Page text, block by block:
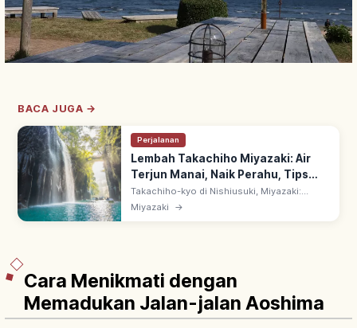
BACA JUGA →
Perjalanan
Lembah Takachiho Miyazaki: Air
Terjun Manai, Naik Perahu, Tips
Berkunjung
Takachiho-kyo di Nishiusuki, Miyazaki:
ngarai dari aliran piroklastik Gunung Aso
dengan kekar kolom (chujo setsuri). Naik
Miyazaki →
Cara Menikmati dengan
Memadukan Jalan-jalan Aoshima